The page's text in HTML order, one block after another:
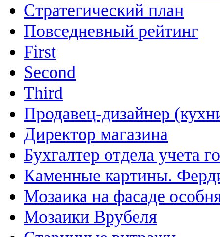
Cтратегический план
Повседневный рейтинг
First
Second
Third
Продавец-дизайнер
Директор магазина
Бухгалтер отдела учета
Каменные картины.
Мозаика на фасаде
Мозаики Врубеля